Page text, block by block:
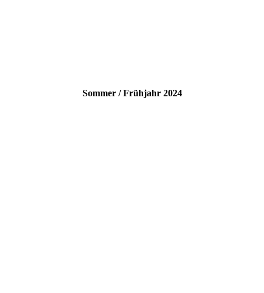
Sommer / Frühjahr 2024